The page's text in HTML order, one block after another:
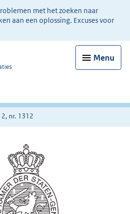
met het zoeken naar
aan een oplossing. Excuses voor
Menu
nr. 1312